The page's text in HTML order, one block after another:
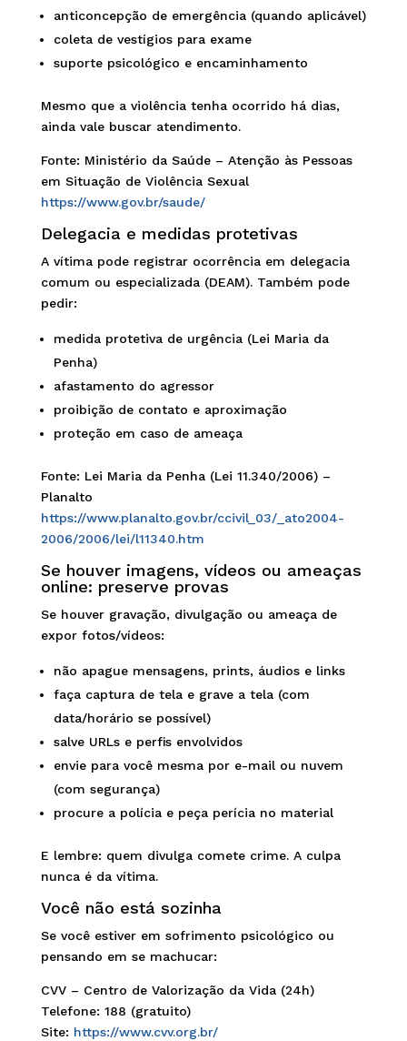
anticoncepção de emergência (quando aplicável)
coleta de vestígios para exame
suporte psicológico e encaminhamento
Mesmo que a violência tenha ocorrido há dias,
ainda vale buscar atendimento.
Fonte: Ministério da Saúde – Atenção às Pessoas
em Situação de Violência Sexual
https://www.gov.br/saude/
Delegacia e medidas protetivas
A vítima pode registrar ocorrência em delegacia
comum ou especializada (DEAM). Também pode
pedir:
medida protetiva de urgência (Lei Maria da
Penha)
afastamento do agressor
proibição de contato e aproximação
proteção em caso de ameaça
Fonte: Lei Maria da Penha (Lei 11.340/2006) –
Planalto
https://www.planalto.gov.br/ccivil_03/_ato2004-
2006/2006/lei/l11340.htm
Se houver imagens, vídeos ou ameaças
online: preserve provas
Se houver gravação, divulgação ou ameaça de
expor fotos/vídeos:
não apague mensagens, prints, áudios e links
faça captura de tela e grave a tela (com
data/horário se possível)
salve URLs e perfis envolvidos
envie para você mesma por e-mail ou nuvem
(com segurança)
procure a polícia e peça perícia no material
E lembre: quem divulga comete crime. A culpa
nunca é da vítima.
Você não está sozinha
Se você estiver em sofrimento psicológico ou
pensando em se machucar:
CVV – Centro de Valorização da Vida (24h)
Telefone: 188 (gratuito)
Site: https://www.cvv.org.br/